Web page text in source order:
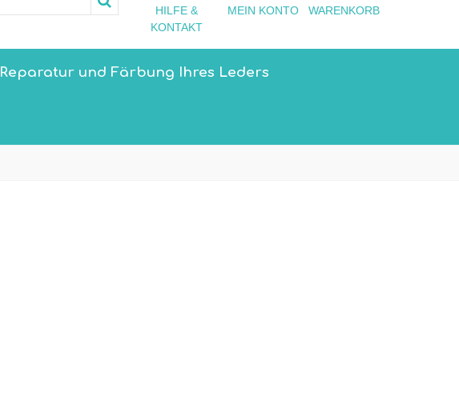
HILFE &
KONTAKT
MEIN KONTO WARENKORB
Reparatur und Färbung Ihres Leders